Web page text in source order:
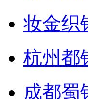
妆金
杭州
成都蜀